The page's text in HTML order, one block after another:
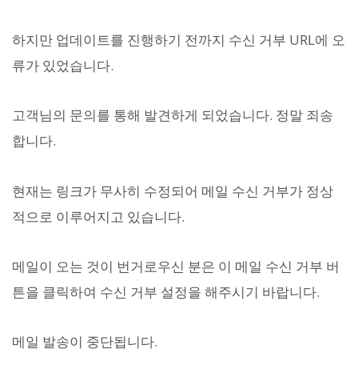
하지만 업데이트를 진행하기 전까지 수신 거부 URL에 오
류가 있었습니다.
고객님의 문의를 통해 발견하게 되었습니다. 정말 죄송
합니다.
현재는 링크가 무사히 수정되어 메일 수신 거부가 정상
적으로 이루어지고 있습니다.
메일이 오는 것이 번거로우신 분은 이 메일 수신 거부 버
튼을 클릭하여 수신 거부 설정을 해주시기 바랍니다.
메일 발송이 중단됩니다.